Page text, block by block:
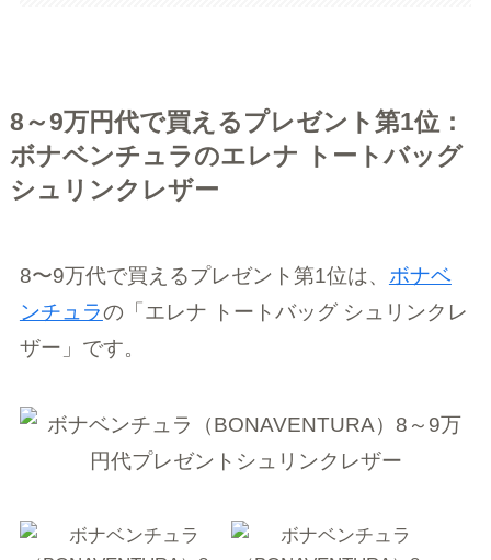
8～9万円代で買えるプレゼント第1位：
ボナベンチュラのエレナ トートバッグ
シュリンクレザー
8〜9万代で買えるプレゼント第1位は、 ボナベ
ンチュラの「エレナ トートバッグ シュリンクレ
ザー」です。